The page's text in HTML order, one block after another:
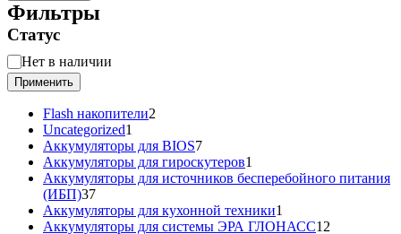
Фильтры
Статус
Статус
Нет в наличии
Применить
Flash накопители2
Uncategorized1
товар
Аккумуляторы для BIOS77
товаров
Аккумуляторы для гироскутеров1
товар
Аккумуляторы для источников бесперебойного питания
(ИБП)3737
товаров
Аккумуляторы для кухонной техники1
товар
Аккумуляторы для системы ЭРА ГЛОНАСС12